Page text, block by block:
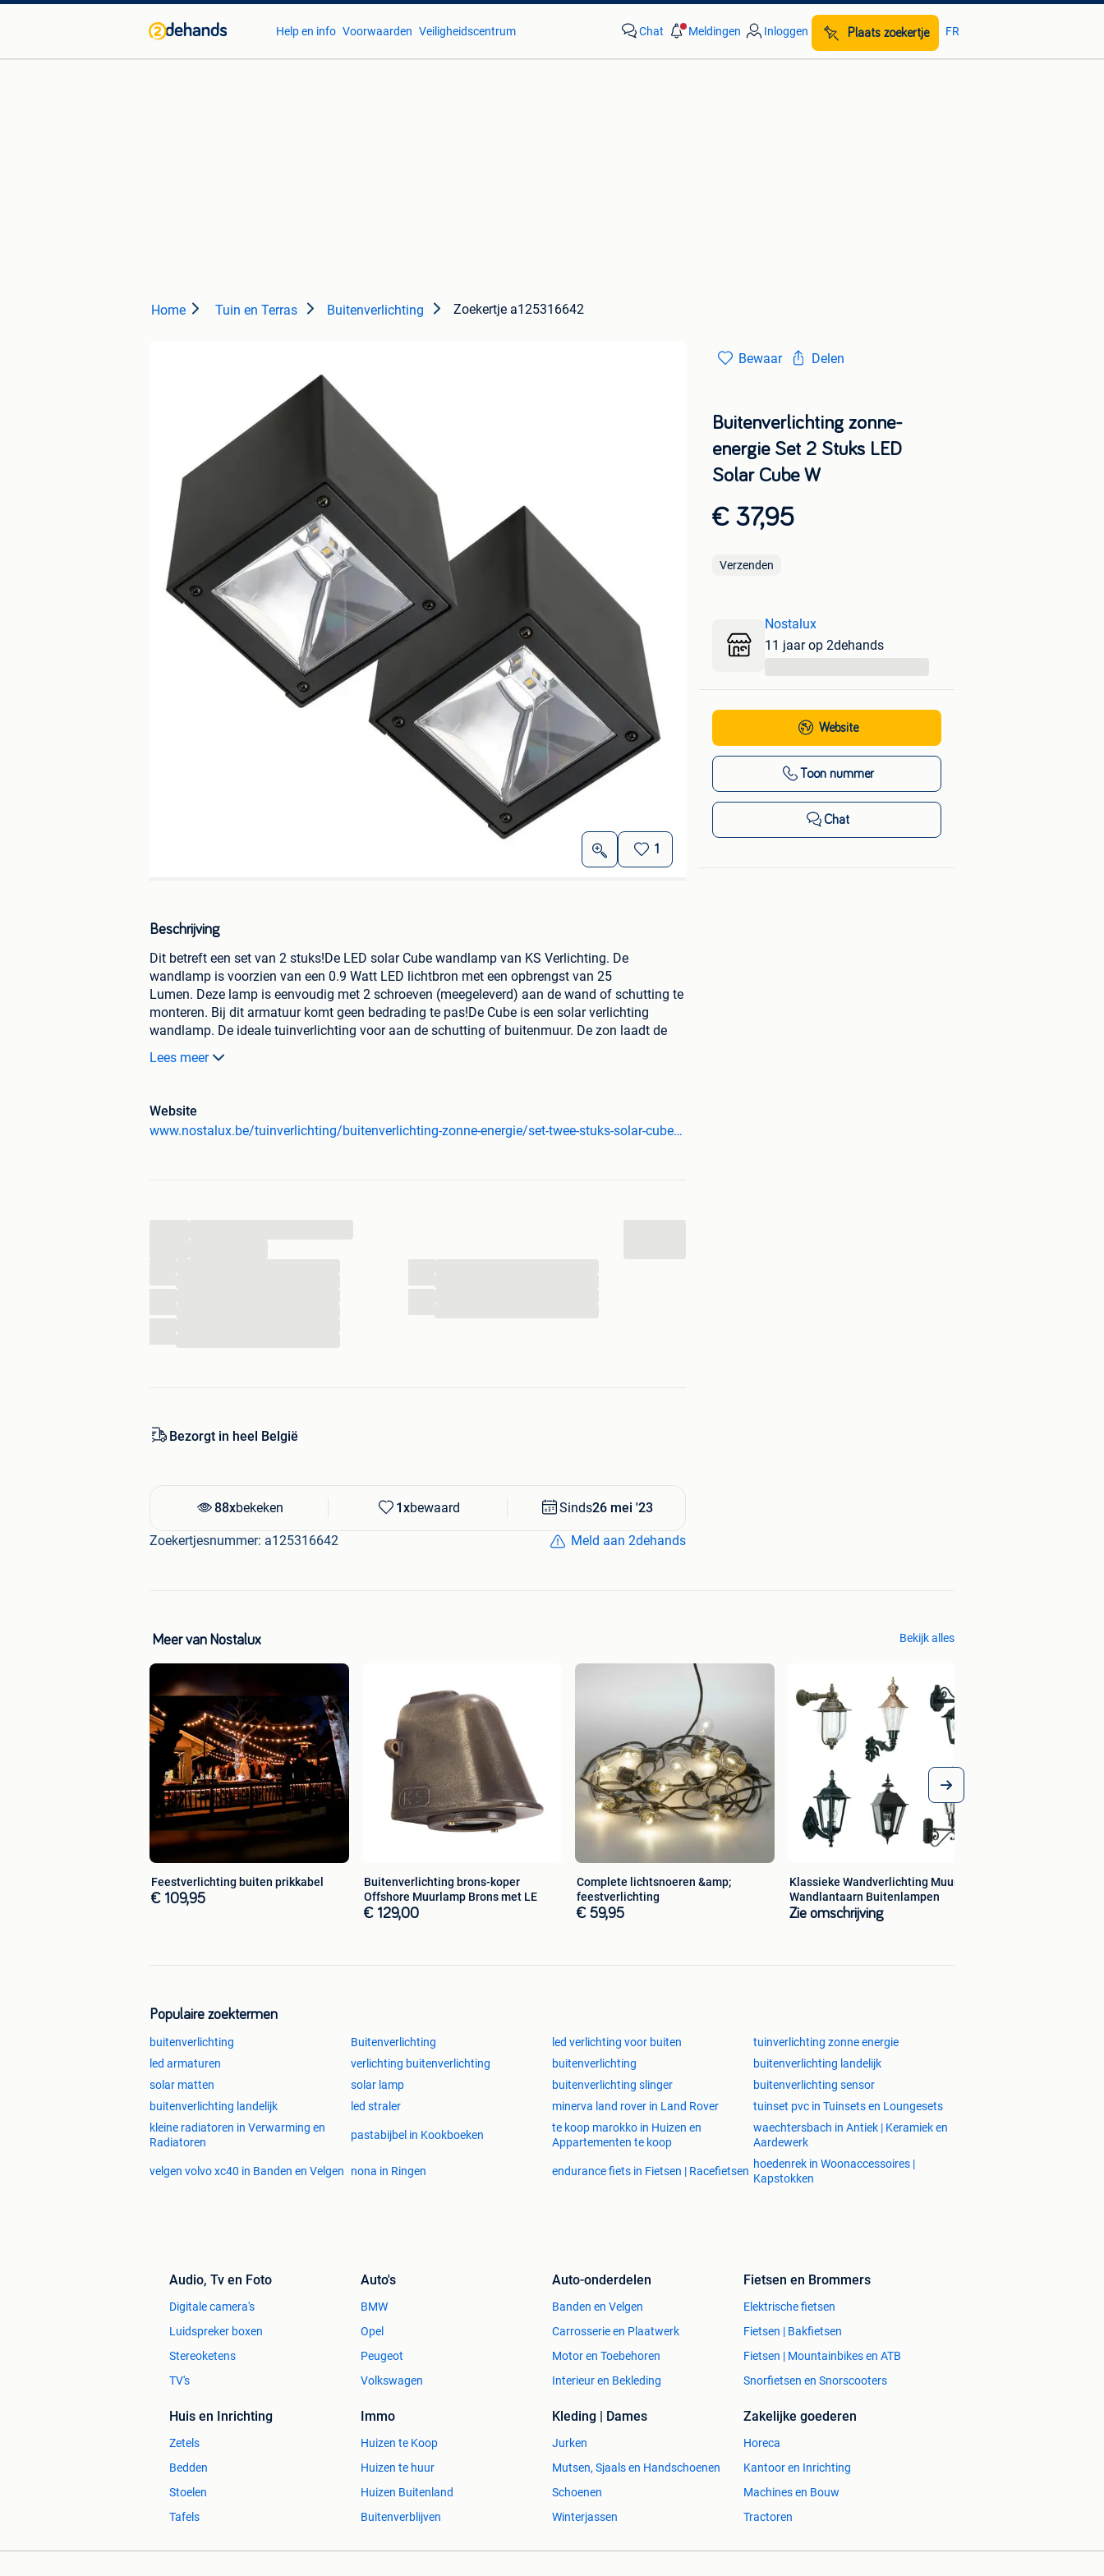
Help en info Voorwaarden Veiligheidscentrum Chat Meldingen Inloggen Plaats zoekertje FR
Home Tuin en Terras Buitenverlichting Zoekertje a125316642
1
Beschrijving
Dit betreft een set van 2 stuks!De LED solar Cube wandlamp van KS Verlichting. De
wandlamp is voorzien van een 0.9 Watt LED lichtbron met een opbrengst van 25
Lumen. Deze lamp is eenvoudig met 2 schroeven (meegeleverd) aan de wand of schutting te
monteren. Bij dit armatuur komt geen bedrading te pas!De Cube is een solar verlichting
wandlamp. De ideale tuinverlichting voor aan de schutting of buitenmuur. De zon laadt de
lamp overdag op via het zonnepaneel en 's avonds geniet je van de sfeervolle verlichting.
Tijdens de winter is de kracht van het opladen minder groot, waardoor de verlichting minder
avonds automatisch - milieuvriendelijk - energiezuinig - duurzaam - sfeervolle verlichting -
zonder stroombuitenverlichting zonder kabelbuitenverlichting zonder stroomkosten
Interesse in dit mooie product? Bekijk dit product op:
Lees meer
Website
www.nostalux.be/tuinverlichting/buitenverlichting-zonne-energie/set-twee-stuks-solar-cube?utm_campaign=buitenverlichting+zonne-energie&utm_content=&utm_source=2dehands&utm_medium=0.04&utm_term=
Bezorgt in heel België
88xbekeken 1xbewaard Sinds26 mei '23
Zoekertjesnummer: a125316642 Meld aan 2dehands
Bewaar Delen
Buitenverlichting zonne-
energie Set 2 Stuks LED
Solar Cube W
€ 37,95
Verzenden
Nostalux
11 jaar op 2dehands
Website
Toon nummer
Chat
Meer van Nostalux Bekijk alles
Feestverlichting buiten prikkabel
€ 109,95
Buitenverlichting brons-koper
Offshore Muurlamp Brons met LE
€ 129,00
Complete lichtsnoeren &amp;
feestverlichting
€ 59,95
Klassieke Wandverlichting Muurlamp
Wandlantaarn Buitenlampen
Zie omschrijving
Populaire zoektermen
buitenverlichting Buitenverlichting led verlichting voor buiten
tuinverlichting zonne energie
led armaturen
verlichting buitenverlichting buitenverlichting
buitenverlichting landelijk
solar matten
solar lamp buitenverlichting slinger
buitenverlichting sensor
buitenverlichting landelijk
led straler minerva land rover in Land Rover
tuinset pvc in Tuinsets en Loungesets
kleine radiatoren in Verwarming en
Radiatoren
pastabijbel in Kookboeken
te koop marokko in Huizen en
Appartementen te koop
waechtersbach in Antiek | Keramiek en
Aardewerk
velgen volvo xc40 in Banden en Velgen nona in Ringen endurance fiets in Fietsen | Racefietsen
hoedenrek in Woonaccessoires |
Kapstokken
Audio, Tv en Foto
Digitale camera's
Luidspreker boxen
Stereoketens
TV's
Auto's
BMW
Opel
Peugeot
Volkswagen
Auto-onderdelen
Banden en Velgen
Carrosserie en Plaatwerk
Motor en Toebehoren
Interieur en Bekleding
Fietsen en Brommers
Elektrische fietsen
Fietsen | Bakfietsen
Fietsen | Mountainbikes en ATB
Snorfietsen en Snorscooters
Huis en Inrichting
Zetels
Bedden
Stoelen
Tafels
Immo
Huizen te Koop
Huizen te huur
Huizen Buitenland
Buitenverblijven
Kleding | Dames
Jurken
Mutsen, Sjaals en Handschoenen
Schoenen
Winterjassen
Zakelijke goederen
Horeca
Kantoor en Inrichting
Machines en Bouw
Tractoren